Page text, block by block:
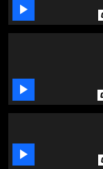
minutes,
seconds


